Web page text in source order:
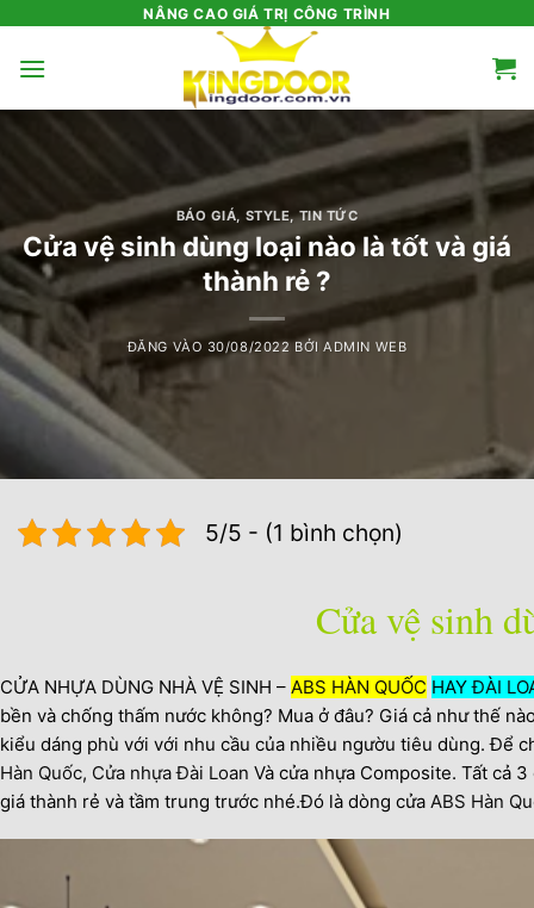
nội
NÂNG CAO GIÁ TRỊ CÔNG TRÌNH
BÁO GIÁ, STYLE,TIN TỨC
Cửa vệ sinh dùng loại nào là tốt và giá
thành rẻ ?
ĐĂNG VÀO 30/08/2022 BỞIADMIN WEB
5/5 - (1 bình chọn)
Cửa vệ sinh
CỬA NHỰA DÙNG NHÀ VỆ SINH – ABS HÀN QUỐC HAYĐÀI
bền và chống thấm nước không? Mua ở đâu? Giá cả như thế
kiểu dáng phù với với nhu cầu của nhiều ngườu tiêu dùng. Để
Hàn Quốc, Cửa nhựa Đài Loan Và cửa nhựa Composite. Tất cả
giá thành rẻ và tầm trung trước nhé.Đó là dòng cửa ABS Hàn